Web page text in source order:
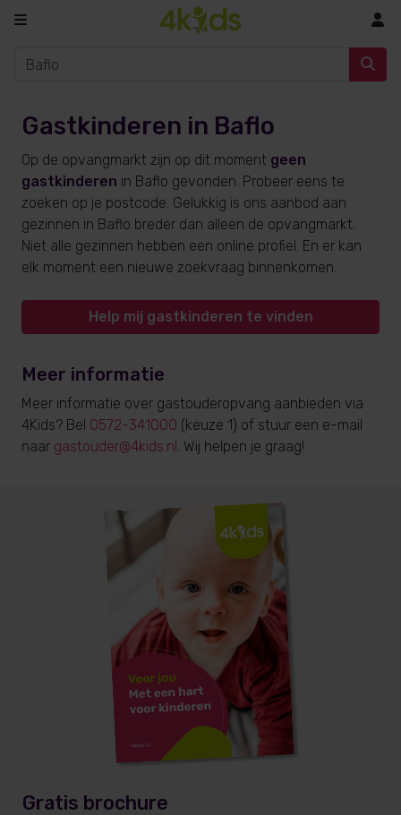
Gastkinderen in Baflo
Op de opvangmarkt zijn op dit moment geen
gastkinderen in Baflo gevonden. Probeer eens te
zoeken op je postcode. Gelukkig is ons aanbod aan
gezinnen in Baflo breder dan alleen de opvangmarkt.
Niet alle gezinnen hebben een online profiel. En er kan
elk moment een nieuwe zoekvraag binnenkomen.
Help mij gastkinderen te vinden
Meer informatie
Meer informatie over gastouderopvang aanbieden via
4Kids? Bel 0572-341000 (keuze 1) of stuur een e-mail
naar gastouder@4kids.nl. Wij helpen je graag!
Gratis brochure